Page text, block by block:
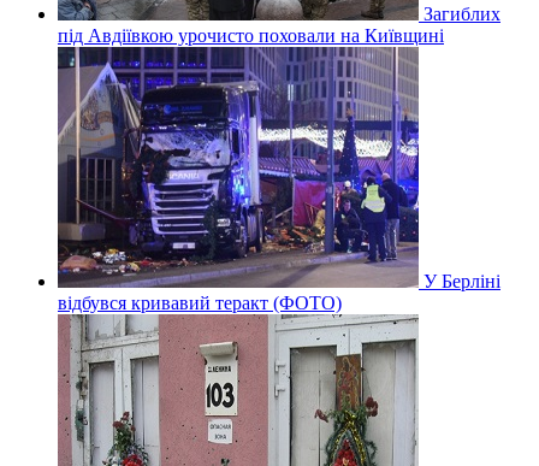
Загиблих
під Авдіївкою урочисто поховали на Київщині
У Берліні
відбувся кривавий теракт (ФОТО)